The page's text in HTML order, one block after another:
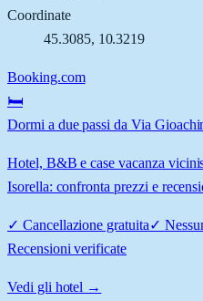
Coordinate
45.3085, 10.3219
Booking.com
🛏️
Dormi a due passi da Via
Hotel, B&B e case vacanza
Isorella: confronta prezzi e
✓ Cancellazione gratuita✓
Recensioni verificate
Vedi gli hotel →